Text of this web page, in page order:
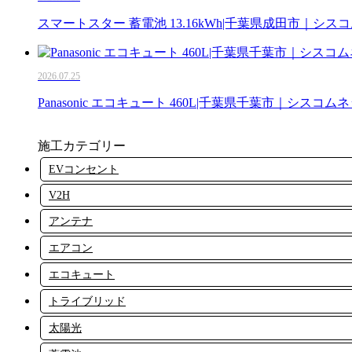
スマートスター 蓄電池 13.16kWh|千葉県成田市｜シスコ
2026.07.25
Panasonic エコキュート 460L|千葉県千葉市｜シスコムネ
施工カテゴリー
EVコンセント
V2H
アンテナ
エアコン
エコキュート
トライブリッド
太陽光